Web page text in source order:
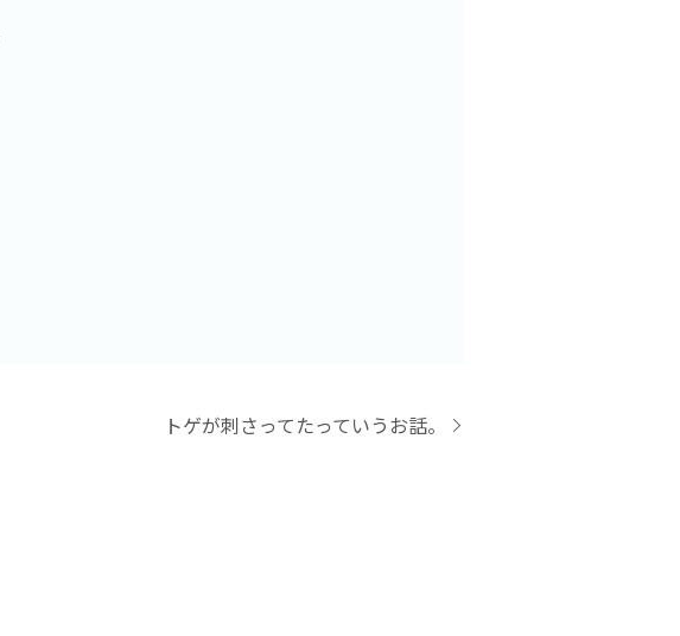
トゲが刺さってたっていうお話。